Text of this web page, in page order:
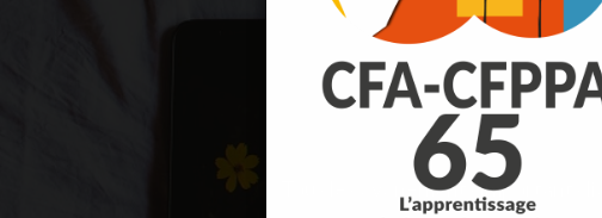
Tous les événements importants